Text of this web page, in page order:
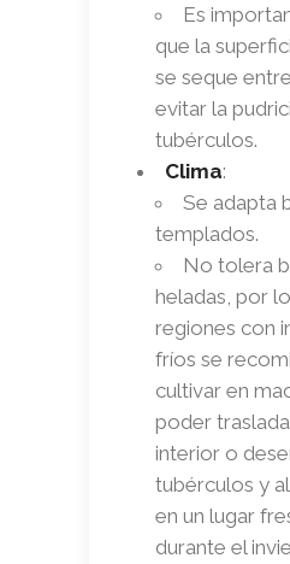
Es
que la
se seque
evitar la
tubérculos.
Clima:
Se adapta
templados.
No tolera
heladas, por
regiones con
fríos se
cultivar en
poder
interior o
tubérculos y
en un lugar
durante el